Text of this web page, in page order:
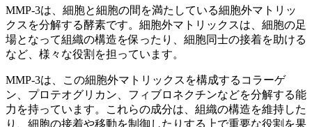
MMP-3は、細胞と細胞の間を満たしている細胞外マトリッ
クスを分解する酵素です。細胞外マトリックスは、細胞の足
場となって組織の構造を保ったり、細胞同士の接着を助ける
など、様々な役割を担っています。
MMP-3は、この細胞外マトリックスを構成するコラーゲ
ン、プロテオグリカン、フィブロネクチンなどを分解する能
力を持っています。これらの成分は、 組織の構造を維持した
り、細胞の接着や移動を制御したりする上で重要な役割 を果